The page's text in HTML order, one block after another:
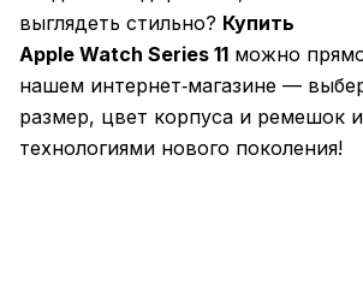
выглядеть стильно? Купить
Apple Watch Series 11 можно
нашем интернет‑магазине —
размер, цвет корпуса и ремешок
технологиями нового поколения!